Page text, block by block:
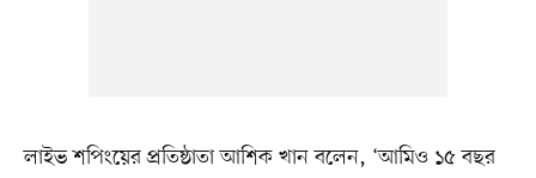
লাইভ শপিংয়ের প্রতিষ্ঠাতা আশিক খান বলেন, ‘আমিও ১৫ বছর